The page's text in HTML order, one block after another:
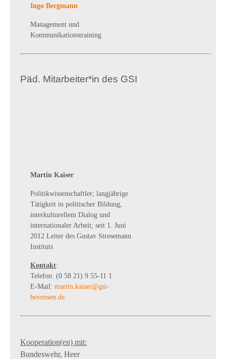
Ingo Bergmann
Management und
Kommunikationstraining
Päd. Mitarbeiter*in des GSI
Martin Kaiser
Politikwissenschaftler; langjährige
Tätigkeit in politischer Bildung,
interkulturellem Dialog und
internationaler Arbeit; seit 1. Juni
2012 Leiter des Gustav Stresemann
Instituts
Kontakt:
Telefon: (0 58 21) 9 55-11 1
E-Mail: martin.kaiser@gsi-
bevensen.de
Kooperation(en) mit:
Bundeswehr, Heer